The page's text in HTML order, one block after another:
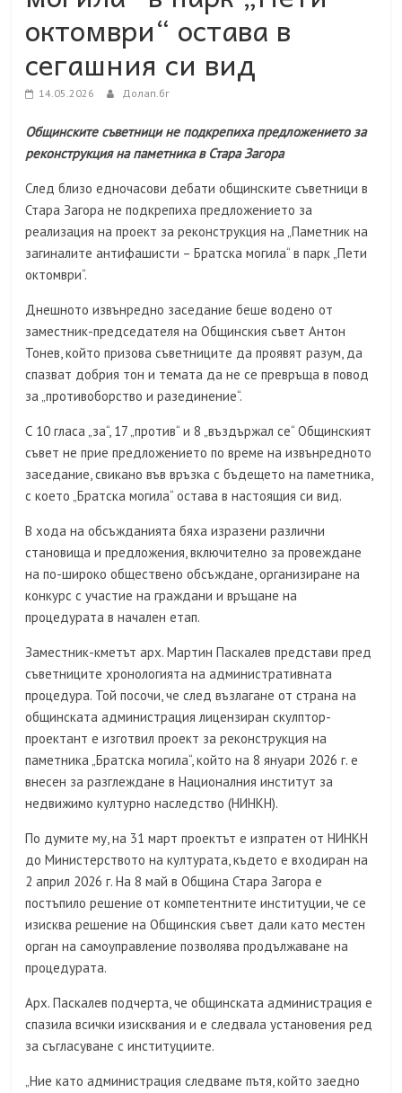
октомври“ остава в
сегашния си вид
14.05.2026 Долап.бг
Общинските съветници не подкрепиха предложението за
реконструкция на паметника в Стара Загора
След близо едночасови дебати общинските съветници в
Стара Загора не подкрепиха предложението за
реализация на проект за реконструкция на „Паметник на
загиналите антифашисти – Братска могила“ в парк „Пети
октомври“.
Днешното извънредно заседание беше водено от
заместник-председателя на Общинския съвет Антон
Тонев, който призова съветниците да проявят разум, да
спазват добрия тон и темата да не се превръща в повод
за „противоборство и разединение“.
С 10 гласа „за“, 17 „против“ и 8 „въздържал се“ Общинският
съвет не прие предложението по време на извънредното
заседание, свикано във връзка с бъдещето на паметника,
с което „Братска могила“ остава в настоящия си вид.
В хода на обсъжданията бяха изразени различни
становища и предложения, включително за провеждане
на по-широко обществено обсъждане, организиране на
конкурс с участие на граждани и връщане на
процедурата в начален етап.
Заместник-кметът арх. Мартин Паскалев представи пред
съветниците хронологията на административната
процедура. Той посочи, че след възлагане от страна на
общинската администрация лицензиран скулптор-
проектант е изготвил проект за реконструкция на
паметника „Братска могила“, който на 8 януари 2026 г. е
внесен за разглеждане в Националния институт за
недвижимо културно наследство (НИНКН).
По думите му, на 31 март проектът е изпратен от НИНКН
до Министерството на културата, където е входиран на
2 април 2026 г. На 8 май в Община Стара Загора е
постъпило решение от компетентните институции, че се
изисква решение на Общинския съвет дали като местен
орган на самоуправление позволява продължаване на
процедурата.
Арх. Паскалев подчерта, че общинската администрация е
спазила всички изисквания и е следвала установения ред
за съгласуване с институциите.
„Ние като администрация следваме пътя, който заедно